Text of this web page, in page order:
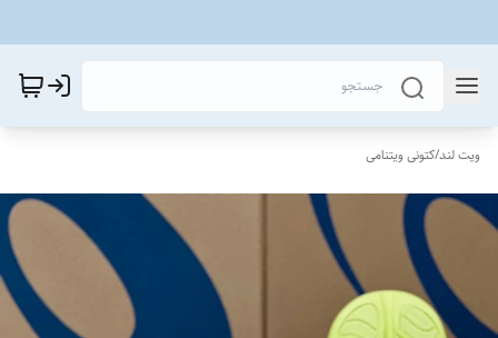
ویت لند/کتونی ویتنامی